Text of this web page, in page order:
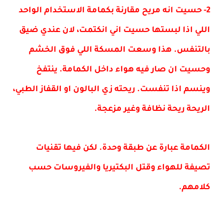
2- حسيت انه مريح مقارنة بكمامة الاستخدام الواحد
اللي اذا لبستها حسيت اني انكتمت، لان عندي ضيق
بالتنفس. هذا وسعت المسكة اللي فوق الخشم
وحسيت ان صار فيه هواء داخل الكمامة. ينتفخ
وينسم اذا تنفست. ريحته زي البالون او القفاز الطبي،
الريحة ريحة نظافة وغير مزعجة.
الكمامة عبارة عن طبقة وحدة. لكن فيها تقنيات
تصيفة للهواء وقتل البكتيريا والفيروسات حسب
كلامهم.